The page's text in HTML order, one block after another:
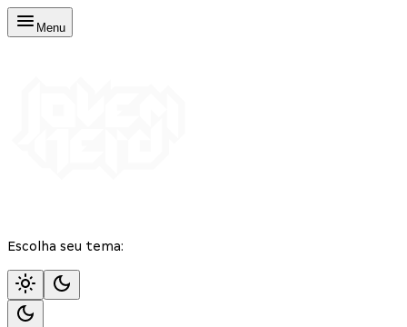
Menu
Escolha seu tema: